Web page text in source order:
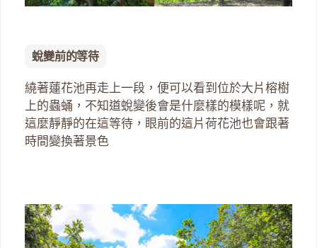
蛻變前的等待
繞著蓮花池再走上一段，便可以看到位於大片榕樹
上的蟲蛹，不知道蛻變後會是什麼樣的模樣呢，就
這麼靜靜的在這等待，眼前的這片荷花池也會跟著
時間變換著景色